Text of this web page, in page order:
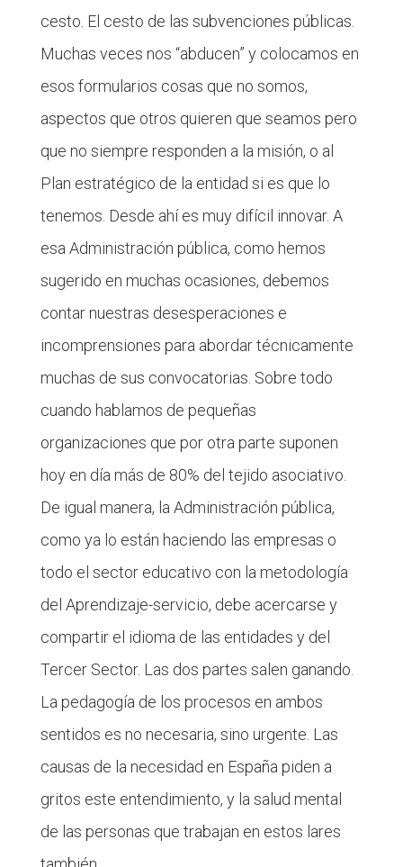
cesto. El cesto de las subvenciones públicas.
Muchas veces nos “abducen” y colocamos en
esos formularios cosas que no somos,
aspectos que otros quieren que seamos pero
que no siempre responden a la misión, o al
Plan estratégico de la entidad si es que lo
tenemos. Desde ahí es muy difícil innovar. A
esa Administración pública, como hemos
sugerido en muchas ocasiones, debemos
contar nuestras desesperaciones e
incomprensiones para abordar técnicamente
muchas de sus convocatorias. Sobre todo
cuando hablamos de pequeñas
organizaciones que por otra parte suponen
hoy en día más de 80% del tejido asociativo.
De igual manera, la Administración pública,
como ya lo están haciendo las empresas o
todo el sector educativo con la metodología
del Aprendizaje-servicio, debe acercarse y
compartir el idioma de las entidades y del
Tercer Sector. Las dos partes salen ganando.
La pedagogía de los procesos en ambos
sentidos es no necesaria, sino urgente. Las
causas de la necesidad en España piden a
gritos este entendimiento, y la salud mental
de las personas que trabajan en estos lares